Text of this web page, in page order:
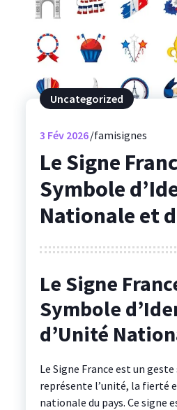
Uncategorized
3 Fév 2026 famisignes
Le Signe
Symbole
Nationale et
Le Signe
Symbole
d’Unité
Le Signe France est un
représente l’unité, la fierté
nationale du pays. Ce signe